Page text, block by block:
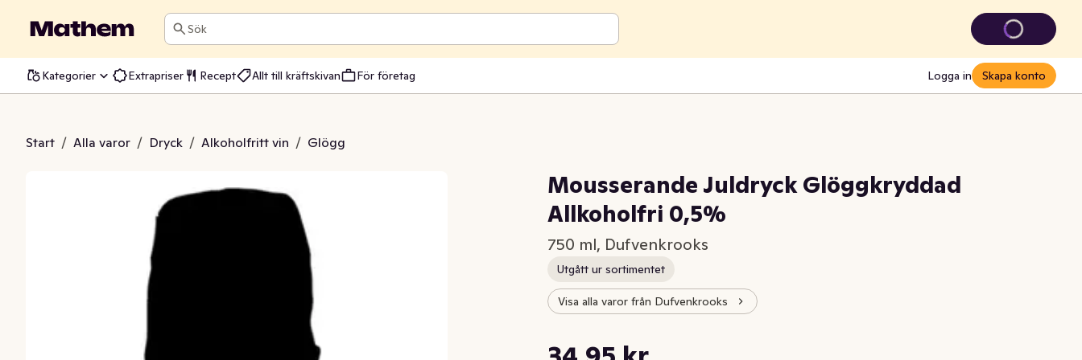
Sök
Kategorier Extrapriser Recept Allt till kräftskivan För företag Logga in Skapa konto
Start / Alla varor / Dryck / Alkoholfritt vin / Glögg
Allkoholfri 0,5%
Mousserande Juldryck Glöggkryddad
Allkoholfri 0,5%
750 ml, Dufvenkrooks
Utgått ur sortimentet
Visa alla varor från Dufvenkrooks
Styckpris: 46,60 kr /l